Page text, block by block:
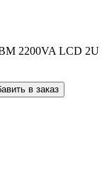
2200VA LCD 2U